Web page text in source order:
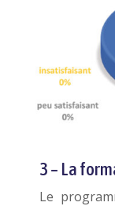
3 – La
Le